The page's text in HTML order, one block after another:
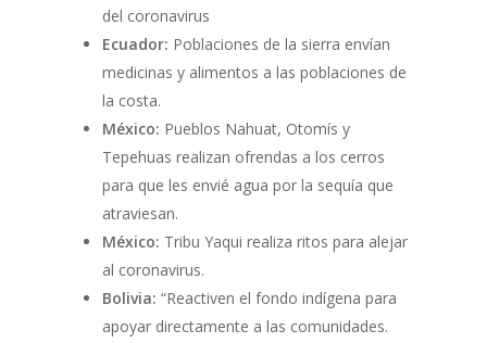
del coronavirus
Ecuador: Poblaciones de la sierra envían
medicinas y alimentos a las poblaciones de
la costa.
México: Pueblos Nahuat, Otomís y
Tepehuas realizan ofrendas a los cerros
para que les envié agua por la sequía que
atraviesan.
México: Tribu Yaqui realiza ritos para alejar
al coronavirus.
Bolivia: “Reactiven el fondo indígena para
apoyar directamente a las comunidades.